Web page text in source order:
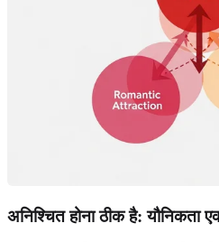
अनिश्चित होना ठीक है: यौनिकता